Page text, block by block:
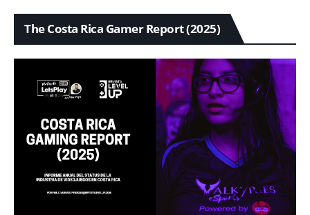
The Costa Rica Gamer Report (2025)